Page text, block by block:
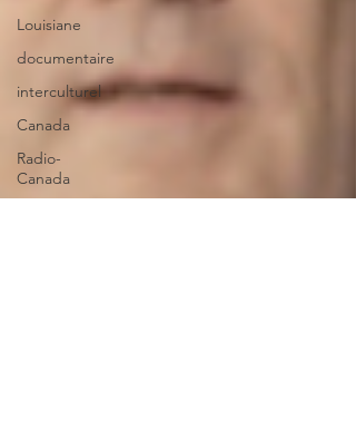
Louisiane
documentaire
interculturel
Canada
Radio-
Canada